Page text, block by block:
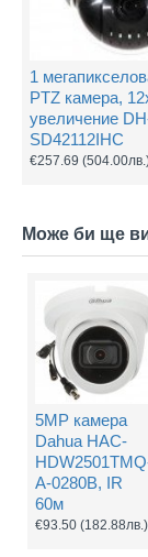
1
PTZ камера,
увеличение
SD42112IHC
€257.69
Може би ще
5MP камера
Dahua HAC-
A-0280B, IR
60м
€93.50 (182.88лв.)